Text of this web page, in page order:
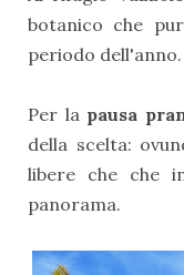
botanico che
periodo dell'anno.
Per la pausa
della scelta:
libere che che
panorama.